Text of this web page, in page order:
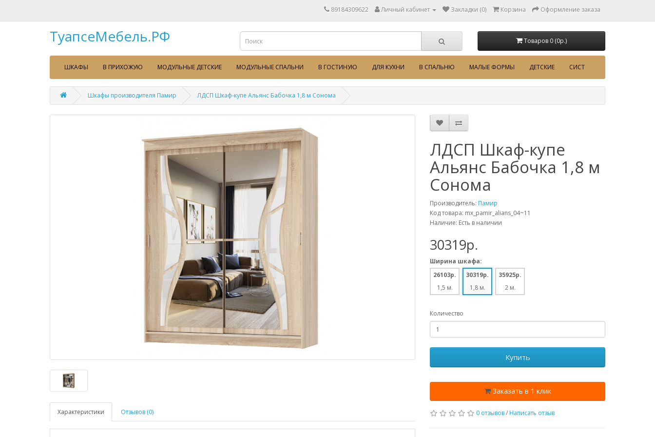
89184309622 Личный кабинет Закладки (0) Корзина Оформление заказа
ТуапсеМебель.РФ Товаров 0 (0p.)
ШКАФЫ В ПРИХОЖУЮ МОДУЛЬНЫЕ ДЕТСКИЕ МОДУЛЬНЫЕ СПАЛЬНИ В ГОСТИНУЮ ДЛЯ КУХНИ В СПАЛЬНЮ МАЛЫЕ ФОРМЫ ДЕТСКИЕ СИСТ
Шкафы производителя Памир ЛДСП Шкаф-купе Альянс Бабочка 1,8 м Сонома
Характеристики Отзывов (0)
ЛДСП Шкаф-купе
Альянс Бабочка 1,8 м
Сонома
Производитель: Памир
Код товара: mx_pamir_alians_04~11
Наличие: Есть в наличии
30319p.
Ширина шкафа:
26103p.
1,5 м.
30319p.
1,8 м.
35925p.
2 м.
Количество
Купить
Заказать в 1 клик
0 отзывов/ Написать отзыв